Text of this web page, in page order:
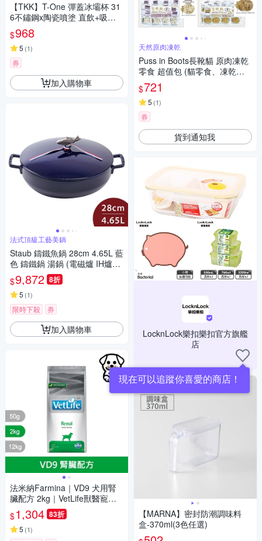
【TKK】T-One 彈蓋冰壩杯 31
6不鏽鋼x陶瓷噴塗 直飲+吸管
保冰保溫 運動隨身杯 1200ML
(握把式)-任選
$968
5 (1)
券
加入購物車
法式頂級工藝美鍋
Staub 鑄鐵魚鍋 28cm 4.65L 藍
色 鑄鐵鍋 湯鍋 (電磁爐 IH爐可
用)
$9,872 8折
5 (1)
限時下殺 券
加入購物車
法米納Farmina｜VD9 犬用腎
臟配方 2kg｜VetLife獸醫寵愛
天然處方犬糧 2公斤 處方狗飼
料
$1,304 83折
5 (1)
天然原肉凍乾
Puss in Boots長靴貓 原肉凍乾
零食 超值包 (貓零食、凍乾鮮
食)
$721
5 (1)
券
貨到通知我
LocknLock樂扣樂扣官方旗艦
店
現在可以追蹤你喜愛的商店！
【MARNA】密封防潮調味料
盒-370ml(3色任選)